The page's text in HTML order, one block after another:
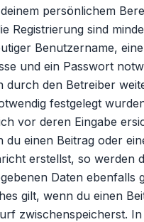
persönlichem
Registrierung sind
Benutzername,
und ein Passwort
durch den Betreiber
festgelegt
vor deren Eingabe
du einen Beitrag oder
erstellst, so werden
Daten ebenfalls
gilt, wenn du einen
zwischenspeicherst. In